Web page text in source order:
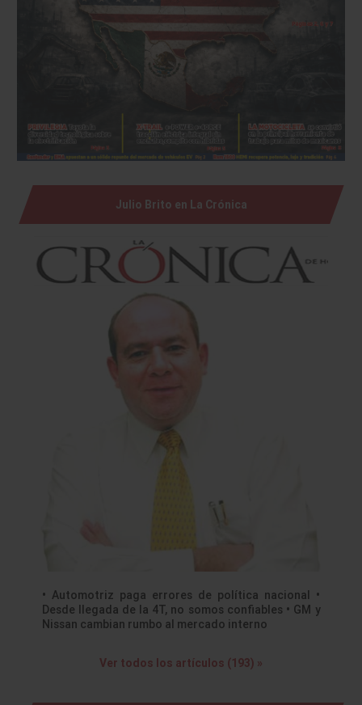
Julio Brito en La Crónica
• Automotriz paga errores de política nacional •
Desde llegada de la 4T, no somos confiables • GM y
Nissan cambian rumbo al mercado interno
Ver todos los artículos (193) »